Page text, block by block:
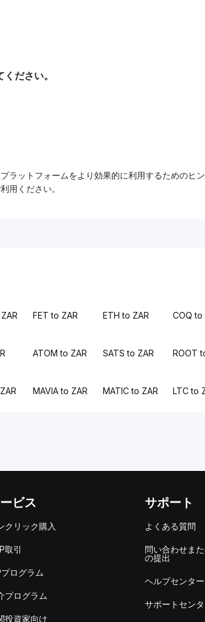
ださい。
ットフォームをより効果的に利用するためのヒ
用ください。
FET to ZAR ETH to ZAR COQ to
ATOM to ZAR SATS to ZAR ROOT
MAVIA to ZAR MATIC to ZAR LTC to
ビス
クリック購入
取引
ログラム
プログラム
投資家向け
サポート
よくある質問
問い合わせま
の提出
ヘルプセンター
サポートセン